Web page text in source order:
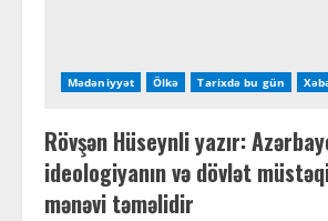
Mədəniyyət Ölkə Tarixdə bu gün
Rövşən Hüseynli yazır:
ideologiyanın və dövlət
mənəvi təməlidir